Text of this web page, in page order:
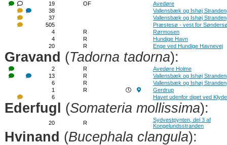
19
OF
Avedøre
38
Vallensbæk og Ishøj
37
Vallensbæk og Ishøj
505
Præstesø - vest for
4
R
Rørmosen
4
R
Hundige Havn
20
R Enge ved Hundige Havnevej
Gravand (Tadorna tadorna):
2 R
Avedøre Holme
13
R
Vallensbæk og Ishøj
6
R
Vallensbæk og Ishøj
1
R
Gerdrup
6
Havet udenfor diget ved
Ederfugl (Somateria mollissima):
20 R
Sydvestpynten, del 3 af
Kongelundsstranden
Hvinand (Bucephala clangula):